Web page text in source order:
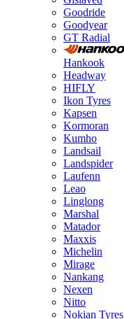
Goodride
Goodyear
GT Radial
Hankook
Headway
HIFLY
Ikon Tyres
Kapsen
Kormoran
Kumho
Landsail
Landspider
Laufenn
Leao
Linglong
Marshal
Matador
Maxxis
Michelin
Mirage
Nankang
Nexen
Nitto
Nokian Tyres